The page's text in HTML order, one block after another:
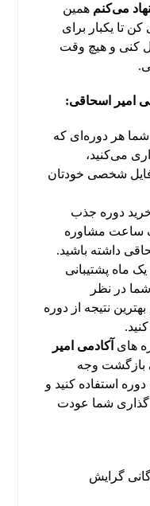
می‌کنمهمین
تا یکبار برای
کنی و هیچ وقت
امیر اسحاقی:
شما هر دوره‌ای که
می‌کنید،
شخصی خودتان
خرید دوره جذب
ساعت مشاوره
داشته باشید.
ماه پشتیبانی
در نظر
نتیجه از دوره
های آکادمی امیر
بازگشت وجه
استفاده کنید و
گذاری شما عودت
گرایش